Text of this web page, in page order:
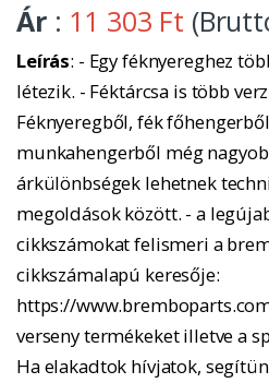
Ár : 11 303 Ft
Leírás: - Egy féknyereghez
létezik. - Féktárcsa is több
Féknyeregből, fék
munkahengerből még
árkülönbségek lehetnek
megoldások között. - a
cikkszámokat felismeri a
cikkszámalapú keresője:
https://
verseny termékeket illetve a
Ha elakadtok hívjatok,